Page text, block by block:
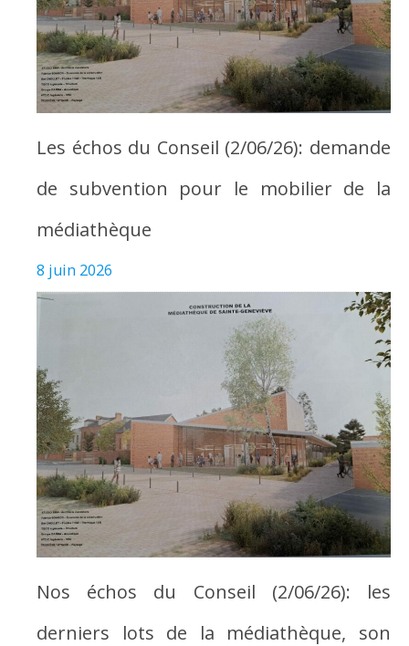
Les échos du Conseil (2/06/26): demande
de subvention pour le mobilier de la
médiathèque
8 juin 2026
Nos échos du Conseil (2/06/26): les
derniers lots de la médiathèque, son